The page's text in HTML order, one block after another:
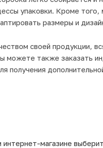
упаковки. Кроме
размеры и
своей продукции,
можете также заказать
получения
магазине